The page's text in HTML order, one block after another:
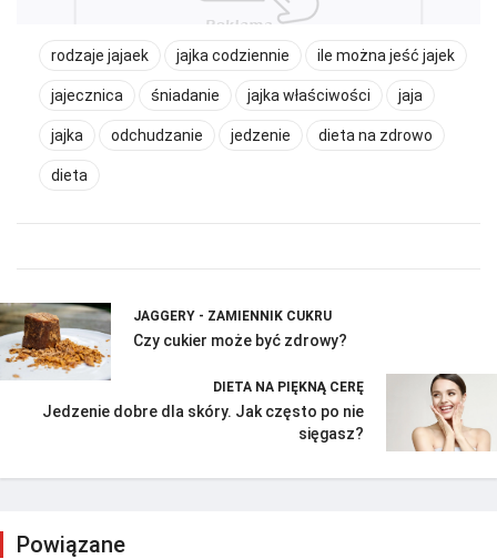
rodzaje jajaek jajka codziennie ile można jeść jajek
jajecznica śniadanie jajka właściwości jaja
jajka odchudzanie jedzenie dieta na zdrowo
dieta
JAGGERY - ZAMIENNIK CUKRU
Czy cukier może być zdrowy?
DIETA NA PIĘKNĄ CERĘ
Jedzenie dobre dla skóry. Jak często po nie
sięgasz?
Powiązane